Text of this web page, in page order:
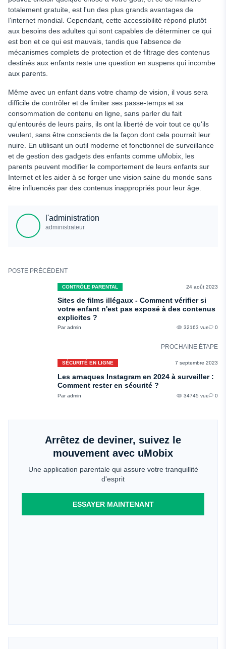
totalement gratuite, est l'un des plus grands avantages de
l'internet mondial. Cependant, cette accessibilité répond plutôt
aux besoins des adultes qui sont capables de déterminer ce qui
est bon et ce qui est mauvais, tandis que l'absence de
mécanismes complets de protection et de filtrage des contenus
destinés aux enfants reste une question en suspens qui incombe
aux parents.
Même avec un enfant dans votre champ de vision, il vous sera
difficile de contrôler et de limiter ses passe-temps et sa
consommation de contenu en ligne, sans parler du fait
qu'entourés de leurs pairs, ils ont la liberté de voir tout ce qu'ils
veulent, sans être conscients de la façon dont cela pourrait leur
nuire. En utilisant un outil moderne et fonctionnel de surveillance
et de gestion des gadgets des enfants comme uMobix, les
parents peuvent modifier le comportement de leurs enfants sur
Internet et les aider à se forger une vision saine du monde sans
être influencés par des contenus inappropriés pour leur âge.
l'administration
administrateur
POSTE PRÉCÉDENT
CONTRÔLE PARENTAL 24 août 2023
Sites de films illégaux - Comment vérifier si
votre enfant n'est pas exposé à des contenus
explicites ?
Par admin 32163 vue 0
PROCHAINE ÉTAPE
SÉCURITÉ EN LIGNE 7 septembre 2023
Les arnaques Instagram en 2024 à surveiller :
Comment rester en sécurité ?
Par admin 34745 vue 0
Arrêtez de deviner, suivez le
mouvement avec uMobix
Une application parentale qui assure votre tranquillité
d'esprit
ESSAYER MAINTENANT